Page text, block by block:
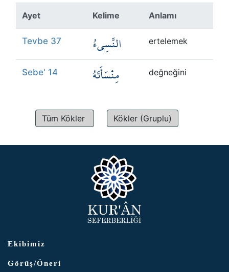
Kur'ân
Seferberliği
Kökler
Üyelik
Ayet Kelime Anlamı
Tevbe 37 النَّسِيءُ ertelemek
Sebe' 14 مِنْسَأَتَهُ değneğini
Tüm Kökler Kökler (Gruplu)
Ekibimiz
Görüş/Öneri